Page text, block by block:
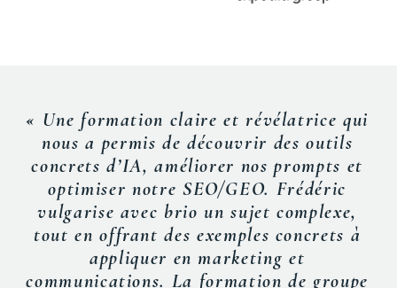
« Une formation claire et révélatrice qui
nous a permis de découvrir des outils
concrets d’IA, améliorer nosprompts et
optimiser notre SEO/GEO. Frédéric
vulgarise avec brio un sujet complexe,
tout en offrant des exemples concrets à
appliquer en marketing et
communications. La formation de groupe